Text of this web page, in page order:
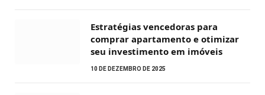
Estratégias vencedoras para
comprar apartamento e otimizar
seu investimento em imóveis
10 DE DEZEMBRO DE 2025